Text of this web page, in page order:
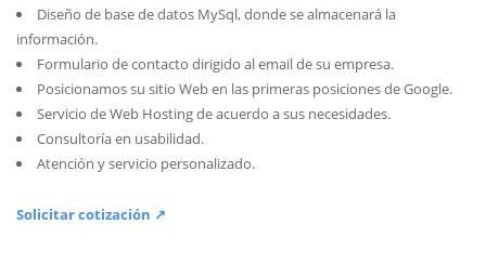
Diseño de base de datos MySql, donde se almacenará la
información.
Formulario de contacto dirigido al email de su empresa.
Posicionamos su sitio Web en las primeras posiciones de Google.
Servicio de Web Hosting de acuerdo a sus necesidades.
Consultoría en usabilidad.
Atención y servicio personalizado.
Solicitar cotización ↗